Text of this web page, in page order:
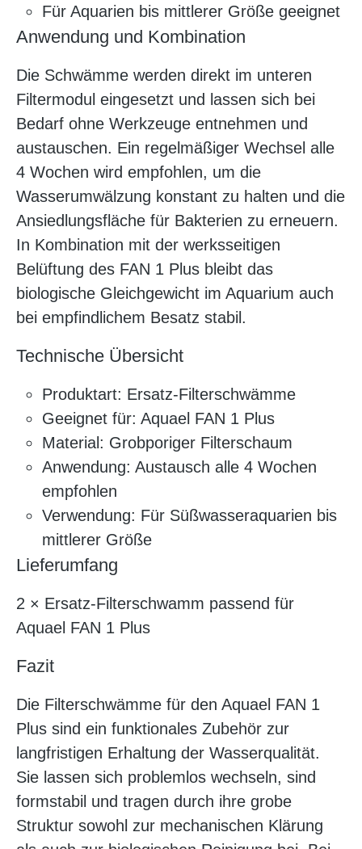
Für Aquarien bis mittlerer Größe geeignet
Anwendung und Kombination
Die Schwämme werden direkt im unteren
Filtermodul eingesetzt und lassen sich bei
Bedarf ohne Werkzeuge entnehmen und
austauschen. Ein regelmäßiger Wechsel alle
4 Wochen wird empfohlen, um die
Wasserumwälzung konstant zu halten und die
Ansiedlungsfläche für Bakterien zu erneuern.
In Kombination mit der werksseitigen
Belüftung des FAN 1 Plus bleibt das
biologische Gleichgewicht im Aquarium auch
bei empfindlichem Besatz stabil.
Technische Übersicht
Produktart: Ersatz-Filterschwämme
Geeignet für: Aquael FAN 1 Plus
Material: Grobporiger Filterschaum
Anwendung: Austausch alle 4 Wochen
empfohlen
Verwendung: Für Süßwasseraquarien bis
mittlerer Größe
Lieferumfang
2 × Ersatz-Filterschwamm passend für
Aquael FAN 1 Plus
Fazit
Die Filterschwämme für den Aquael FAN 1
Plus sind ein funktionales Zubehör zur
langfristigen Erhaltung der Wasserqualität.
Sie lassen sich problemlos wechseln, sind
formstabil und tragen durch ihre grobe
Struktur sowohl zur mechanischen Klärung